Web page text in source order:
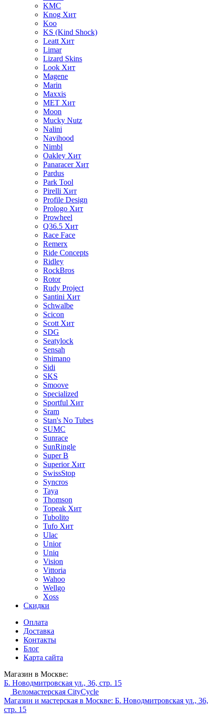
KMC
Knog Хит
Koo
KS (Kind Shock)
Leatt Хит
Limar
Lizard Skins
Look Хит
Magene
Marin
Maxxis
MET Хит
Moon
Mucky Nutz
Nalini
Navihood
Nimbl
Oakley Хит
Panaracer Хит
Pardus
Park Tool
Pirelli Хит
Profile Design
Prologo Хит
Prowheel
Q36.5 Хит
Race Face
Remerx
Ride Concepts
Ridley
RockBros
Rotor
Rudy Project
Santini Хит
Schwalbe
Scicon
Scott Хит
SDG
Seatylock
Sensah
Shimano
Sidi
SKS
Smoove
Specialized
Sportful Хит
Sram
Stan's No Tubes
SUMC
Sunrace
SunRingle
Super B
Superior Хит
SwissStop
Syncros
Taya
Thomson
Topeak Хит
Tubolito
Tufo Хит
Ulac
Unior
Uniq
Vision
Vittoria
Wahoo
Wellgo
Xoss
Скидки
Оплата
Доставка
Контакты
Блог
Карта сайта
Магазин в Москве:
Б. Новодмитровская ул., 36, стр. 15
Веломастерская CityCycle
Магазин и мастерская в Москве: Б. Новодмитровская ул., 36,
стр. 15